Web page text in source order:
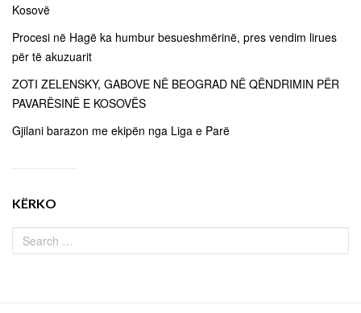
Kosovë
Procesi në Hagë ka humbur besueshmërinë, pres vendim lirues
për të akuzuarit
ZOTI ZELENSKY, GABOVE NË BEOGRAD NË QËNDRIMIN PËR
PAVARËSINË E KOSOVËS
Gjilani barazon me ekipën nga Liga e Parë
KËRKO